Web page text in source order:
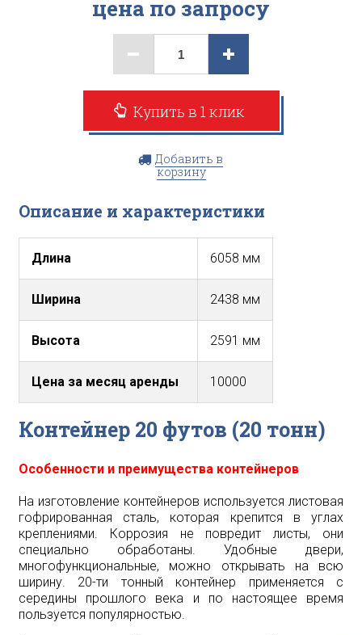
цена по запросу
Купить в 1 клик
Добавить в
корзину
Описание и характеристики
Длина 6058 мм
Ширина 2438 мм
Высота 2591 мм
Цена за месяц аренды 10000
Контейнер 20 футов (20 тонн)
Особенности и преимущества контейнеров
На изготовление контейнеров используется листовая
гофрированная сталь, которая крепится в углах
креплениями. Коррозия не повредит листы, они
специально обработаны. Удобные двери,
многофункциональные, можно открывать на всю
ширину. 20-ти тонный контейнер применяется с
середины прошлого века и по настоящее время
пользуется популярностью.